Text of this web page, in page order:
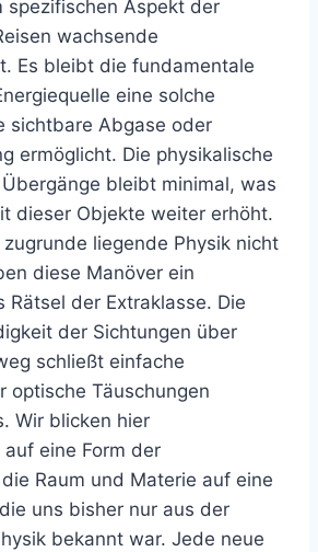
spezifischen Aspekt der
wachsende
Es bleibt die fundamentale
eine solche
sichtbare Abgase oder
ermöglicht. Die physikalische
bleibt minimal, was
dieser Objekte weiter erhöht.
liegende Physik nicht
diese Manöver ein
Rätsel der Extraklasse. Die
der Sichtungen über
schließt einfache
optische Täuschungen
Wir blicken hier
eine Form der
Raum und Materie auf eine
uns bisher nur aus der
bekannt war. Jede neue